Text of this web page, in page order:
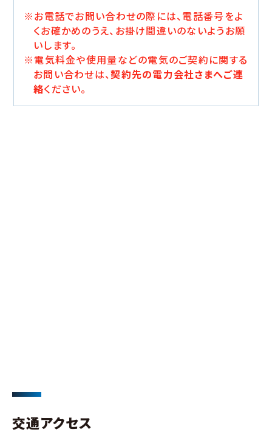
※お電話でお問い合わせの際には、電話番号をよ
くお確かめのうえ、お掛け間違いのないようお願
いします。
※電気料金や使用量などの電気のご契約に関する
お問い合わせは、契約先の電力会社さまへご連
絡ください。
交通アクセス